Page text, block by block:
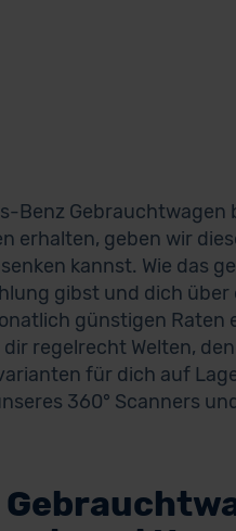
Benz
erhalten, geben wir
kannst. Wie das
gibst und dich
günstigen Raten
regelrecht Welten,
für dich auf
360° Scanners